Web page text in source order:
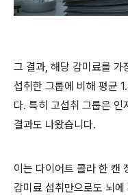
그 결과, 해당 감미료를 가
섭취한 그룹에 비해 평균
다. 특히 고섭취 그룹은
결과도 나왔습니다.
이는 다이어트 콜라 한 캔
감미료 섭취만으로도 뇌